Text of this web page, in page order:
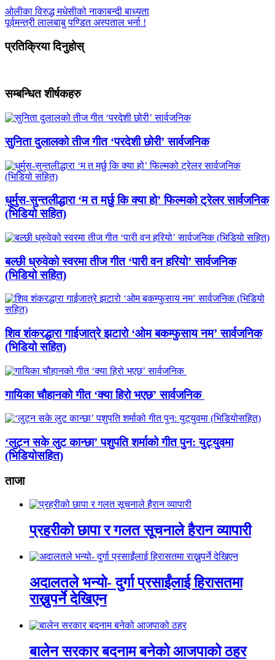
ओलीका विरुद्ध मधेसीको नाकाबन्दी बाध्यता
पूर्वमन्त्री लालबाबु पण्डित अस्पताल भर्ना !
प्रतिक्रिया दिनुहोस्
सम्बन्धित शीर्षकहरु
सुनिता दुलालको तीज गीत ‘परदेशी छोरी’ सार्वजनिक
धुर्मुस-सुन्तलीद्धारा ‘म त मर्छु कि क्या हो’ फिल्मको ट्रेलर सार्वजनिक
(भिडियो सहित)
बल्छी ध्रुवेको स्वरमा तीज गीत ‘पारी वन हरियो’ सार्वजनिक
(भिडियो सहित)
शिव शंकरद्धारा गाईजात्रे झटारो ‘ओम बकम्फुसाय नम’ सार्वजनिक
(भिडियो सहित)
गायिका चौहानको गीत ‘क्या हिरो भएछ’ सार्वजनिक
‘लुट्न सके लुट कान्छा’ पशुपति शर्माको गीत पुन: युट्युवमा
(भिडियोसहित)
ताजा
प्रहरीको छापा र गलत सूचनाले हैरान व्यापारी
अदालतले भन्यो- दुर्गा प्रसाईंलाई हिरासतमा
राख्नुपर्ने देखिएन
बालेन सरकार बदनाम बनेको आजपाको ठहर